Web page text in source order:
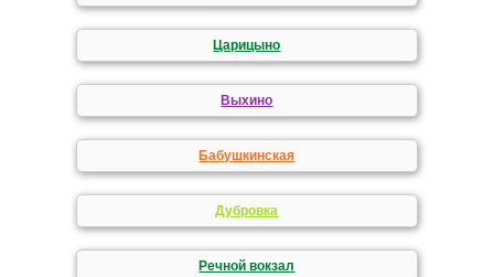
Царицыно
Выхино
Бабушкинская
Дубровка
Речной вокзал